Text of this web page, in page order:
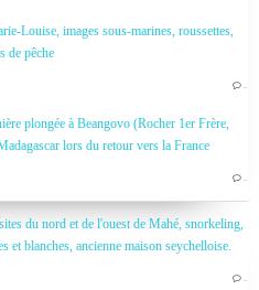
Louise, images sous-marines, roussettes,
de pêche
…
plongée à Beangovo (Rocher 1er Frère,
lors du retour vers la France
…
du nord et de l'ouest de Mahé, snorkeling,
et blanches, ancienne maison seychelloise.
…